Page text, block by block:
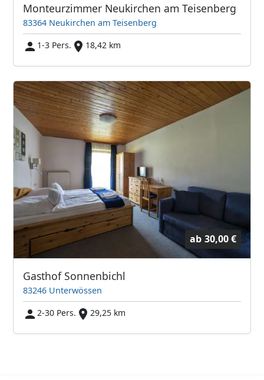
Monteurzimmer Neukirchen am Teisenberg
83364 Neukirchen am Teisenberg
1-3 Pers.
18,42 km
ab 30,00 €
Gasthof Sonnenbichl
83246 Unterwössen
2-30 Pers.
29,25 km